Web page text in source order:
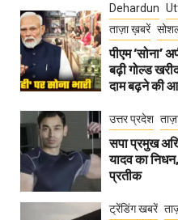
Dehardun
ताज़ा ख़बरें
पीएम ‘सोना’
बढ़ी गोल्ड
दाम बढ़ने की
उत्तर प्रदेश
सपा प्रमुख
यादव का
प्रतीक
ट्रेंडिंग खबरें